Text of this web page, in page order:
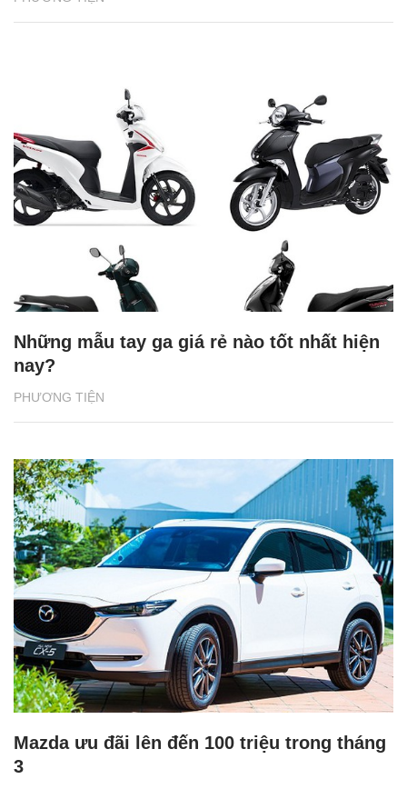
PHƯƠNG TIỆN
Những mẫu tay ga giá rẻ nào tốt nhất hiện
nay?
Mazda ưu đãi lên đến 100 triệu trong tháng
3